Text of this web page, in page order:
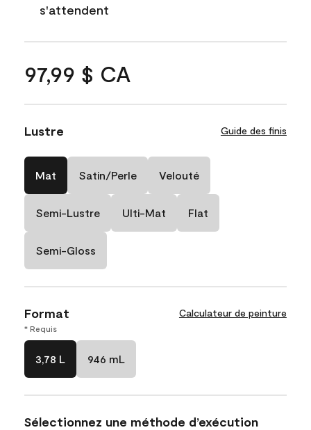
s'attendent
97,99 $ CA
Lustre Guide des finis
Mat Satin/Perle Velouté
Semi-Lustre Ulti-Mat Flat
Semi-Gloss
Format Calculateur de peinture
* Requis
3,78 L 946 mL
Sélectionnez une méthode d’exécution